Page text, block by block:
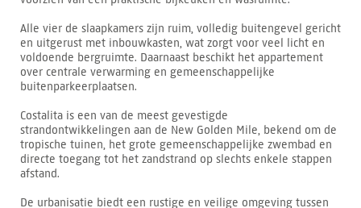
Alle vier de slaapkamers zijn ruim, volledig buitengevel gericht
en uitgerust met inbouwkasten, wat zorgt voor veel licht en
voldoende bergruimte. Daarnaast beschikt het appartement
over centrale verwarming en gemeenschappelijke
buitenparkeerplaatsen.
Costalita is een van de meest gevestigde
strandontwikkelingen aan de New Golden Mile, bekend om de
tropische tuinen, het grote gemeenschappelijke zwembad en
directe toegang tot het zandstrand op slechts enkele stappen
afstand.
De urbanisatie biedt een rustige en veilige omgeving tussen